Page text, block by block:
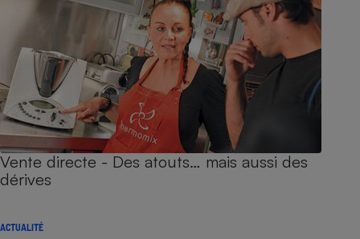
Vente directe - Des atouts… mais aussi des
dérives
ACTUALITÉ